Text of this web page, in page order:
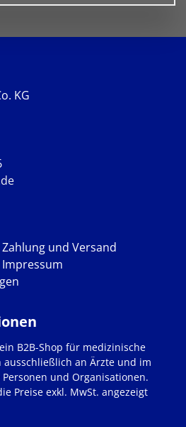
KG
Zahlung und Versand
Impressum
B2B-Shop für medizinische
ausschließlich an Ärzte und im
und Organisationen.
Preise exkl. MwSt. angezeigt